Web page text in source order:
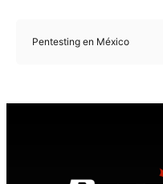
Pentesting en México